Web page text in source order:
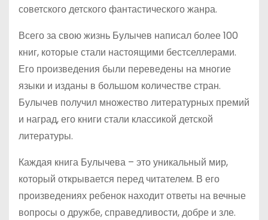
советского детского фантастического жанра.
Всего за свою жизнь Булычев написал более 100
книг, которые стали настоящими бестселлерами.
Его произведения были переведены на многие
языки и изданы в большом количестве стран.
Булычев получил множество литературных премий
и наград, его книги стали классикой детской
литературы.
Каждая книга Булычева – это уникальный мир,
который открывается перед читателем. В его
произведениях ребенок находит ответы на вечные
вопросы о дружбе, справедливости, добре и зле.